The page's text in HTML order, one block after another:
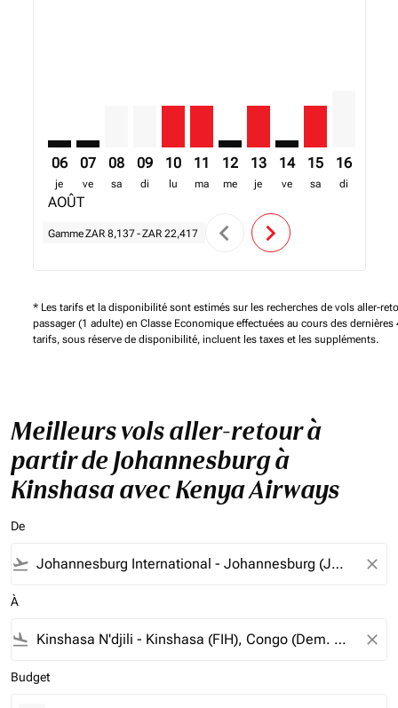
06
je
AOÛT
07
ve
08
sa
09
di
10
lu
11
ma
12
me
13
je
14
ve
15
sa
16
di
GammeZAR 8,137 -ZAR 22,417 chevron_left chevron_right
* Les tarifs et la disponibilité sont estimés sur les recherches de vols aller-
passager (1 adulte) en Classe Economique effectuées au cours des dernières
tarifs, sous réserve de disponibilité, incluent les taxes et les suppléments.
Meilleurs vols aller-retour à
partir de Johannesburg à
Kinshasa avec Kenya Airways
De
flight_takeoff close
À
flight_land close
Budget